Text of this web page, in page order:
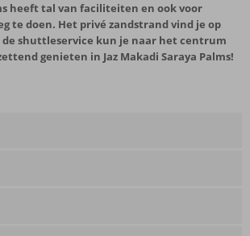
heeft tal van faciliteiten en ook voor
te doen. Het privé zandstrand vind je op
shuttleservice kun je naar het centrum
genieten in Jaz Makadi Saraya Palms!